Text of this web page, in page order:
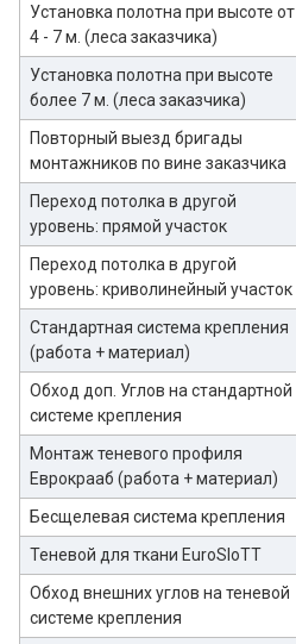
Установка полотна при высоте от
4 - 7 м. (леса заказчика)
Установка полотна при высоте
более 7 м. (леса заказчика)
Повторный выезд бригады
монтажников по вине заказчика
Переход потолка в другой
уровень: прямой участок
Переход потолка в другой
уровень: криволинейный участок
Стандартная система крепления
(работа + материал)
Обход доп. Углов на стандартной
системе крепления
Монтаж теневого профиля
Еврокрааб (работа + материал)
Бесщелевая система крепления
Теневой для ткани EuroSloTT
Обход внешних углов на теневой
системе крепления